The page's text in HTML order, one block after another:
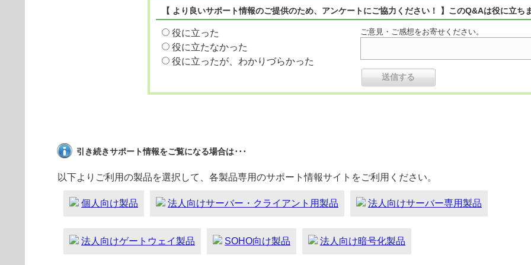
【 より良いサポート情報のご提供のため、アンケートにご協力ください！ 】このQ&Aは役に立ち
役に立った
役に立たなかった
役に立ったが、わかりづらかった
ご意見・ご感想をお寄せください。
引き続きサポート情報をご覧になる場合は･･･
以下よりご利用の製品を選択して、各製品専用のサポート情報サイトをご利用ください。
個人向け製品 法人向けサーバー・クライアント用製品 法人向けサーバー専用製品
法人向けゲートウェイ製品 SOHO向け製品 法人向け暗号化製品